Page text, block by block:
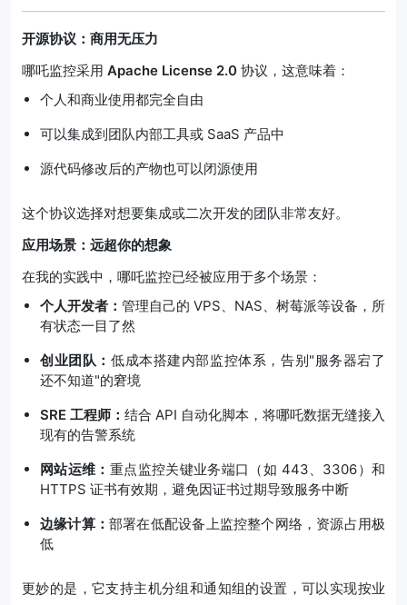
开源协议：商用无压力
哪吒监控采用 Apache License 2.0 协议，这意味着：
个人和商业使用都完全自由
可以集成到团队内部工具或 SaaS 产品中
源代码修改后的产物也可以闭源使用
这个协议选择对想要集成或二次开发的团队非常友好。
应用场景：远超你的想象
在我的实践中，哪吒监控已经被应用于多个场景：
个人开发者： 管理自己的 VPS、NAS、树莓派等设备，所
有状态一目了然
创业团队： 低成本搭建内部监控体系，告别"服务器宕了
还不知道"的窘境
SRE 工程师： 结合 API 自动化脚本，将哪吒数据无缝接入
现有的告警系统
网站运维： 重点监控关键业务端口（如 443、3306）和
HTTPS 证书有效期，避免因证书过期导致服务中断
边缘计算：部署在低配设备上监控整个网络，资源占用极
低
更妙的是，它支持主机分组和通知组的设置，可以实现按业